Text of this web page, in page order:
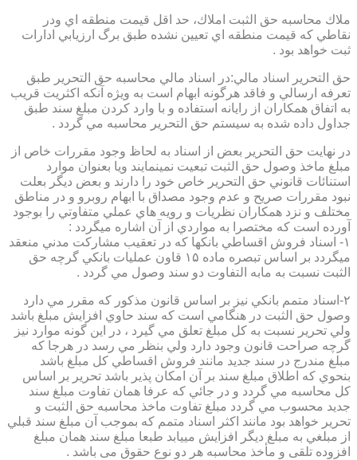
ملاك محاسبه حق الثبت املاك، حد اقل قيمت منطقه اي ودر
نقاطي كه قيمت منطقه اي تعيين نشده طبق برگ ارزيابي ادارات
ثبت خواهد بود .
حق التحرير اسناد مالي:در اسناد مالي محاسبه حق التحرير طبق
تعرفه ارسالي و فاقد هرگونه ابهام است به ويژه آنكه اكثريت قريب
به اتفاق همكاران از رايانه استفاده و با وارد كردن مبلغ سند طبق
جداول داده شده به سيستم حق التحرير محاسبه مي گردد .
در نهايت حق التحرير بعض از اسناد به لحاظ وجود مقررات خاص از
مبلغ ماخذ وصول حق الثبت تبعيت نمينمايند ويا بعنوان موارد
استنائات قانوني حق التحرير خاص خود را دارند و بعض ديگر بعلت
نبود مقررات صريح و عدم وجود مصداق با ابهام روبرو و در مناطق
مختلف و نزد همكاران نظريات و رويه هاي عملي متفاوتي را بوجود
آورده است كه مختصرا به مواردي از آن اشاره ميگردد :
۱- اسناد فروش اقساطي بانكها كه در تعقيب مشاركت مدني منعقد
ميگردد بر اساس تبصره ماده ۱۵ قاون عمليات بانكي گرچه حق
الثبت نسبت به مابه التفاوت دو سند وصول مي گردد .
۲-اسناد متمم بانكي نيز بر اساس قانون مذكور كه مقرر مي دارد
وصول حق الثبت در هنگامي است كه سند حاوي افزايش مبلغ باشد
ولي تحرير نسبت به كل مبلغ تعلق مي گيرد ، در اين گونه موارد نيز
گرچه صراحت قانون وجود دارد ولي بنظر مي رسد در هرجا كه
مبلغ مندرج در سند جديد مانند فروش اقساطي كل مبلغ باشد
بنحوي كه اطلاق مبلغ سند بر آن امكان پذير باشد تحرير بر اساس
كل محاسبه مي گردد و در جائي كه عرفا همان تفاوت مبلغ سند
جديد محسوب مي گردد مبلغ تفاوت ماخذ محاسبه حق الثبت و
تحرير خواهد بود مانند اكثر اسناد متمم كه بموجب آن مبلغ سند قبلي
از مبلغي به مبلغ ديگر افزايش مييابد طبعا مبلغ سند همان مبلغ
افزوده تلقی و مأخذ محاسبه هر دو نوع حقوق می باشد .